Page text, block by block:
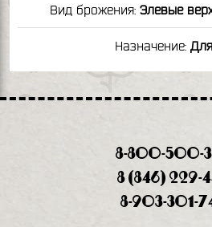
Вид брожения: Элевые
Назначение:
8-800-500-
8 (846) 229-
8-903-301-